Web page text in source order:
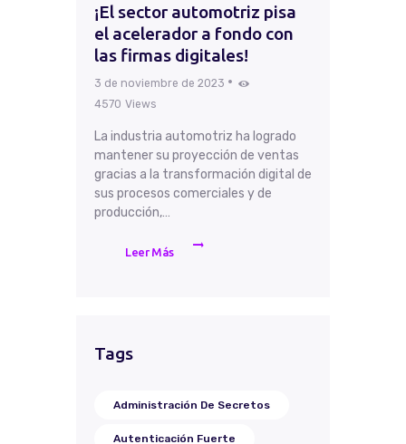
¡El sector automotriz pisa
el acelerador a fondo con
las firmas digitales!
3 de noviembre de 2023
4570 Views
La industria automotriz ha logrado
mantener su proyección de ventas
gracias a la transformación digital de
sus procesos comerciales y de
producción,…
Leer Más
Tags
Administración De Secretos
Autenticación Fuerte